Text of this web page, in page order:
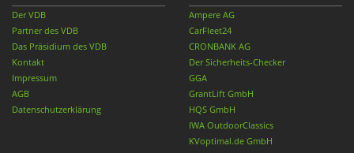
Der VDB
Partner des VDB
Das Präsidium des VDB
Kontakt
Impressum
AGB
Datenschutzerklärung
Ampere AG
CarFleet24
CRONBANK AG
Der Sicherheits-Checker
GGA
GrantLift GmbH
HQS GmbH
IWA OutdoorClassics
KVoptimal.de GmbH